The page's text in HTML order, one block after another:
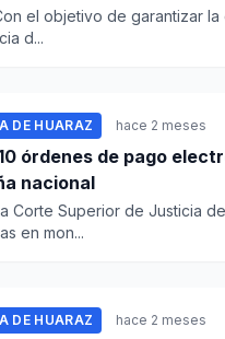
el objetivo de garantizar
d...
DE HUARAZ hace 2 meses
órdenes de pago
nacional
Corte Superior de Justicia
en mon...
DE HUARAZ hace 2 meses